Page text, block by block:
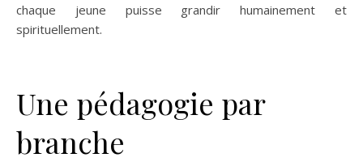
chaque jeune puisse grandir humainement et
spirituellement.
Une pédagogie par
branche